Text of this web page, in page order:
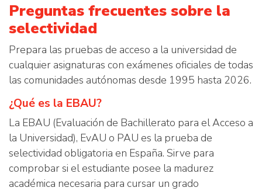
Preguntas frecuentes sobre la
selectividad
Prepara las pruebas de acceso a la universidad de
cualquier asignaturas con exámenes oficiales de todas
las comunidades autónomas desde 1995 hasta 2026.
¿Qué es la EBAU?
La EBAU (Evaluación de Bachillerato para el Acceso a
la Universidad), EvAU o PAU es la prueba de
selectividad obligatoria en España. Sirve para
comprobar si el estudiante posee la madurez
académica necesaria para cursar un grado